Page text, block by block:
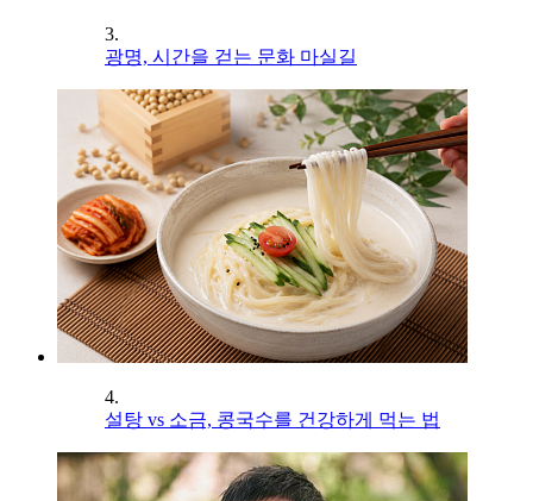
3.
광명, 시간을 걷는 문화 마실길
4.
설탕 vs 소금, 콩국수를 건강하게 먹는 법